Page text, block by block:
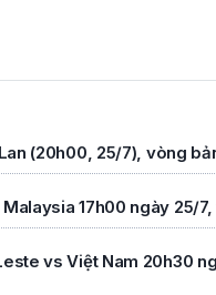
(20h00, 25/7), vòng
17h00 ngày 25/
vs Việt Nam 20h30